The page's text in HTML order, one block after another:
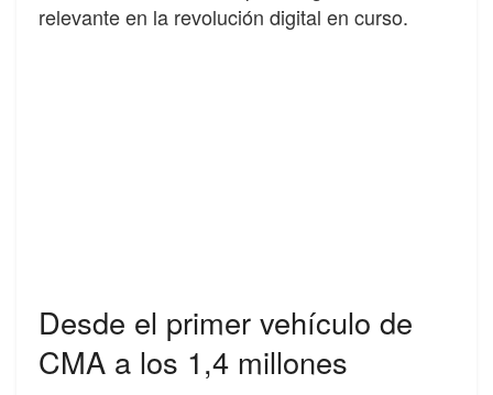
relevante en la revolución digital en curso.
Desde el primer vehículo de
CMA a los 1,4 millones